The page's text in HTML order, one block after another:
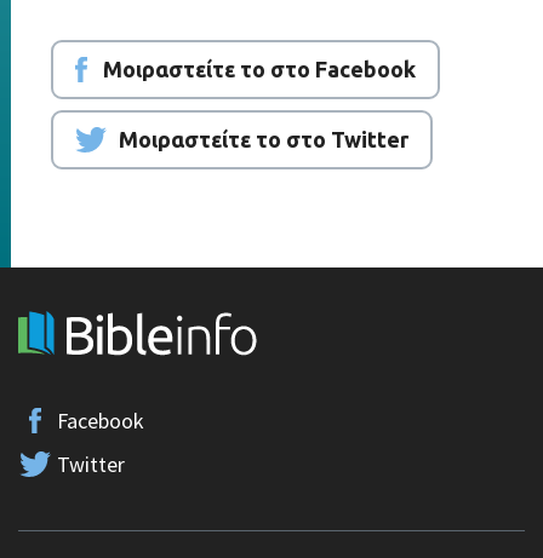
Μοιραστείτε το στο Facebook
Μοιραστείτε το στο Twitter
Facebook
Twitter